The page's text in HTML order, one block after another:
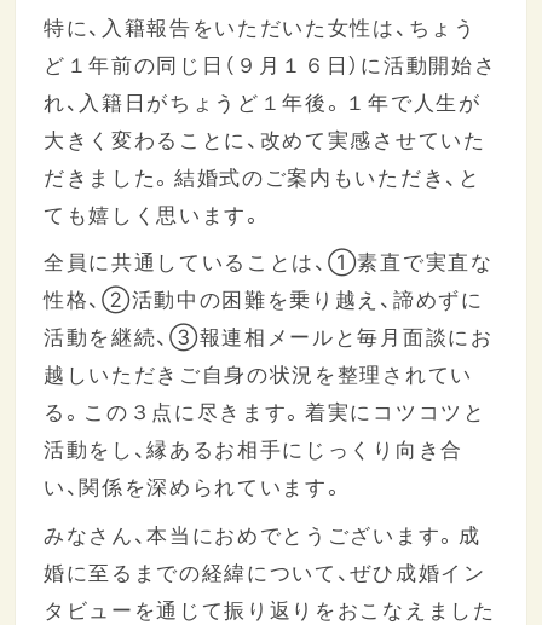
特に、入籍報告をいただいた女性は、ちょう
ど１年前の同じ日（９月１６日）に活動開始さ
れ、入籍日がちょうど１年後。１年で人生が
大きく変わることに、改めて実感させていた
だきました。結婚式のご案内もいただき、と
ても嬉しく思います。
全員に共通していることは、①素直で実直な
性格、②活動中の困難を乗り越え、諦めずに
活動を継続、③報連相メールと毎月面談にお
越しいただきご自身の状況を整理されてい
る。この３点に尽きます。着実にコツコツと
活動をし、縁あるお相手にじっくり向き合
い、関係を深められています。
みなさん、本当におめでとうございます。成
婚に至るまでの経緯について、ぜひ成婚イン
タビューを通じて振り返りをおこなえました